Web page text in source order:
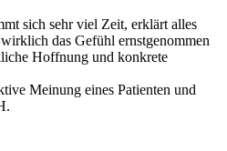
sich sehr viel Zeit, erklärt alles
das Gefühl ernstgenommen
Hoffnung und konkrete
Meinung eines Patienten und